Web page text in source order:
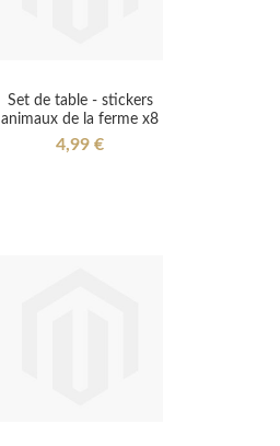
Set de table - stickers
animaux de la ferme x8
4,99 €